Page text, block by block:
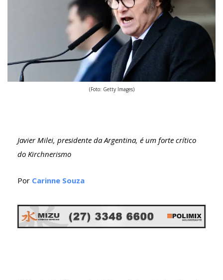
(Foto: Getty Images)
Javier Milei, presidente da Argentina, é um forte crítico
do Kirchnerismo
Por Carinne Souza